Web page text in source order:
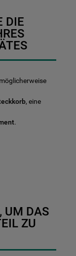
DIE
, eine
.
UM DAS
ZU